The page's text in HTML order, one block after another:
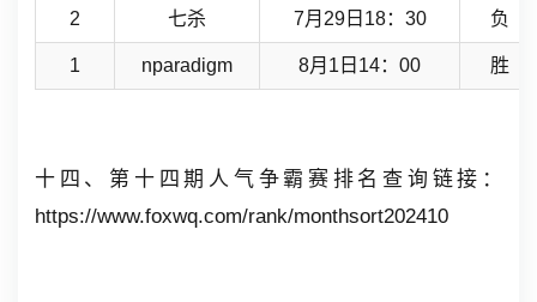
2 七杀 7月29日18：30 负
1 nparadigm 8月1日14：00 胜
十四、 第十四期人气争霸赛排名查询链接：
https://www.foxwq.com/rank/monthsort202410